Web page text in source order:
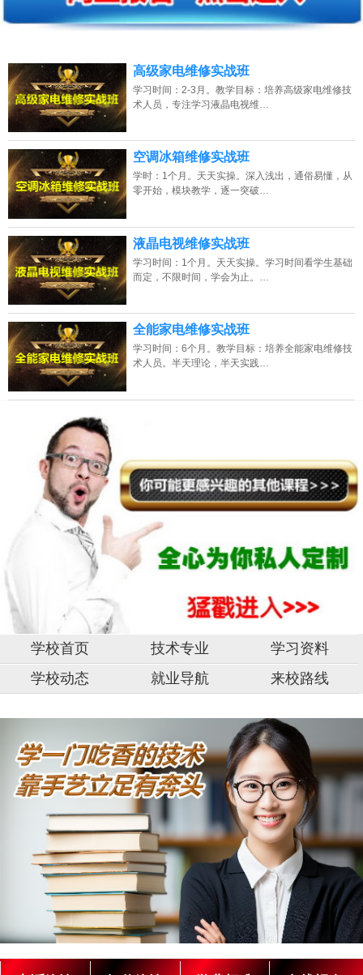
2026年8月6号_山东_谭同学（181****2588）报名:【装饰装修全能实战班】
2026年8月6号_重庆_韩同学（130****4533）报名:【装饰装修全能实战班】
2026年8月6号_天津_潘同学（137****8073）报名:【电动车维修实战班】
2026年8月6号_浙江_吴同学（182****5076）报名:【电动车维修实战班】
2026年8月6号_江苏_胡同学（133****6870）报名:【电动车维修实战班】
2026年8月6号_安徽_潘同学（130****6722）报名:
2026年8月6号_重庆_江同学（181****0483）报名:【PLC编程实战班】
高级家电维修实战班
学习时间：2-3月。教学目标：培养高级家电维修技
术人员，专注学习液晶电视维…
空调冰箱维修实战班
学时：1个月。天天实操。深入浅出，通俗易懂，从
零开始，模块教学，逐一突破…
液晶电视维修实战班
学习时间：1个月。天天实操。学习时间看学生基础
而定，不限时间，学会为止。…
全能家电维修实战班
学习时间：6个月。教学目标：培养全能家电维修技
术人员。半天理论，半天实践…
学校首页 技术专业
学习资料
学校动态
就业导航 来校路线
银
川
湖
南
技